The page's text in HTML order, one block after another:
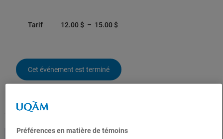
M’inscrire
Vidéos
Conférences enregistrées
Tarif 12.00$ – 15.00$P
e
d
e
Cet événement est terminé
Préférences en matière de témoins